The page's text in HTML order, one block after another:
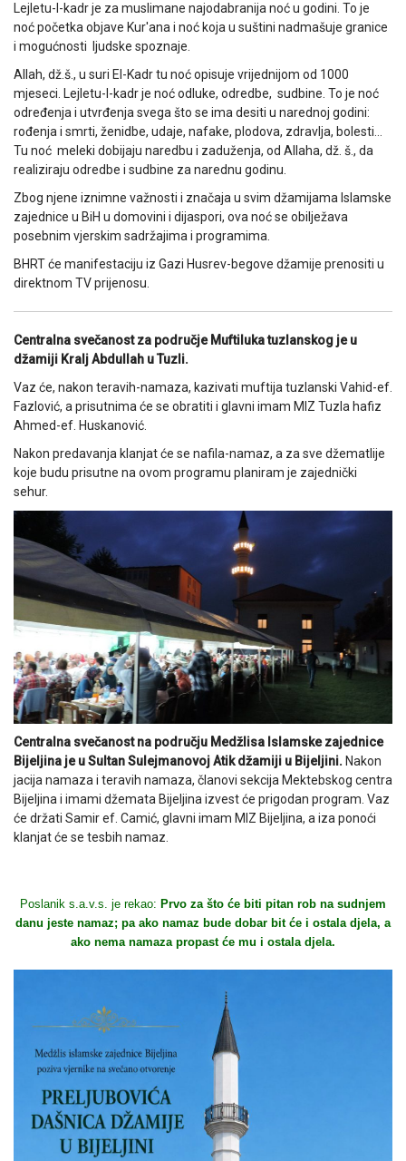
Lejletu-l-kadr je za muslimane najodabranija noć u godini. To je
noć početka objave Kur'ana i noć koja u suštini nadmašuje granice
i mogućnosti ljudske spoznaje.
Allah, dž.š., u suri El-Kadr tu noć opisuje vrijednijom od 1000
mjeseci. Lejletu-l-kadr je noć odluke, odredbe, sudbine. To je noć
određenja i utvrđenja svega što se ima desiti u narednoj godini:
rođenja i smrti, ženidbe, udaje, nafake, plodova, zdravlja, bolesti…
Tu noć meleki dobijaju naredbu i zaduženja, od Allaha, dž. š., da
realiziraju odredbe i sudbine za narednu godinu.
Zbog njene iznimne važnosti i značaja u svim džamijama Islamske
zajednice u BiH u domovini i dijaspori, ova noć se obilježava
posebnim vjerskim sadržajima i programima.
BHRT će manifestaciju iz Gazi Husrev-begove džamije prenositi u
direktnom TV prijenosu.
Centralna svečanost za područje Muftiluka tuzlanskog je u
džamiji Kralj Abdullah u Tuzli.
Vaz će, nakon teravih-namaza, kazivati muftija tuzlanski Vahid-ef.
Fazlović, a prisutnima će se obratiti i glavni imam MIZ Tuzla hafiz
Ahmed-ef. Huskanović.
Nakon predavanja klanjat će se nafila-namaz, a za sve džematlije
koje budu prisutne na ovom programu planiram je zajednički
sehur.
Centralna svečanost na području Medžlisa Islamske zajednice
Bijeljina je u Sultan Sulejmanovoj Atik džamiji u Bijeljini. Nakon
jacija namaza i teravih namaza, članovi sekcija Mektebskog centra
Bijeljina i imami džemata Bijeljina izvest će prigodan program. Vaz
će držati Samir ef. Camić, glavni imam MIZ Bijeljina, a iza ponoći
klanjat će se tesbih namaz.
Poslanik s.a.v.s. je rekao: Prvo za što će biti pitan rob na sudnjem
danu jeste namaz; pa ako namaz bude dobar bit će i ostala djela, a
ako nema namaza propast će mu i ostala djela.